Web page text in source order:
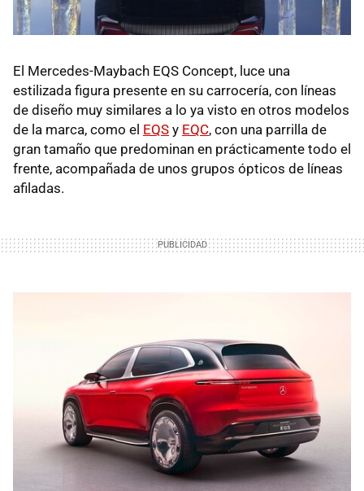
El Mercedes-Maybach EQS Concept, luce una
estilizada figura presente en su carrocería, con líneas
de diseño muy similares a lo ya visto en otros modelos
de la marca, como el EQS y EQC, con una parrilla de
gran tamaño que predominan en prácticamente todo el
frente, acompañada de unos grupos ópticos de líneas
afiladas.